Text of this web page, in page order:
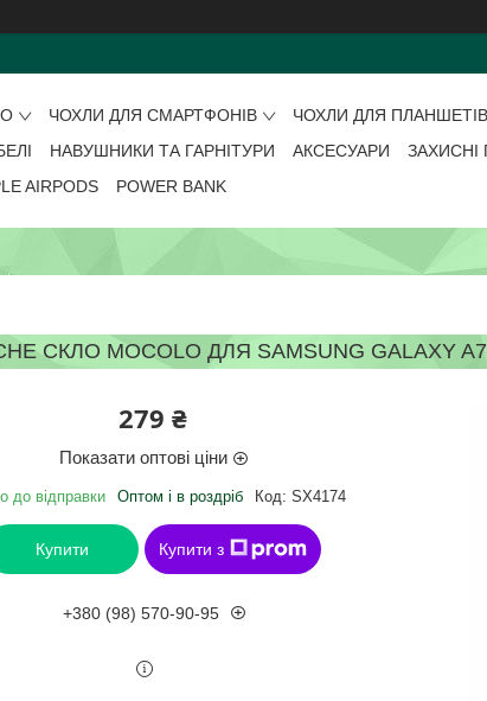
ЧОХЛИ ДЛЯ СМАРТФОНІВ
ЧОХЛИ ДЛЯ ПЛАНШЕТІВ
НАВУШНИКИ ТА ГАРНІТУРИ АКСЕСУАРИ
ЗАХИСНІ
AIRPODS POWER BANK
СКЛО MOCOLO ДЛЯ SAMSUNG GALAXY
279 ₴
Показати оптові ціни
до відправки Оптом і в роздріб Код: SX4174
Купити Купити з
+380 (98) 570-90-95